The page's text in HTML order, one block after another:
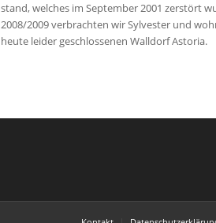
stand, welches im September 2001 zerstört
2008/2009 verbrachten wir Sylvester und
heute leider geschlossenen Walldorf Astoria.